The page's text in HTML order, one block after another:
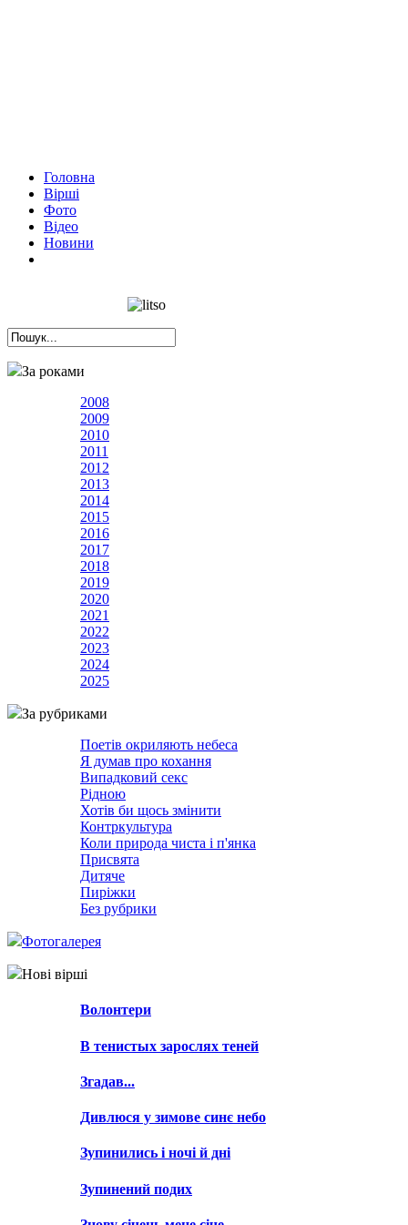
Головна
Вірші
Фото
Відео
Новини
За роками
2008
2009
2010
2011
2012
2013
2014
2015
2016
2017
2018
2019
2020
2021
2022
2023
2024
2025
За рубриками
Поетів окриляють небеса
Я думав про кохання
Випадковий секс
Рідною
Хотів би щось змінити
Контркультура
Коли природа чиста і п'янка
Присвята
Дитяче
Пиріжки
Без рубрики
Фотогалерея
Нові вірші
Волонтери
В тенистых зарослях теней
Згадав...
Дивлюся у зимове синє небо
Зупинились і ночі й дні
Зупинений подих